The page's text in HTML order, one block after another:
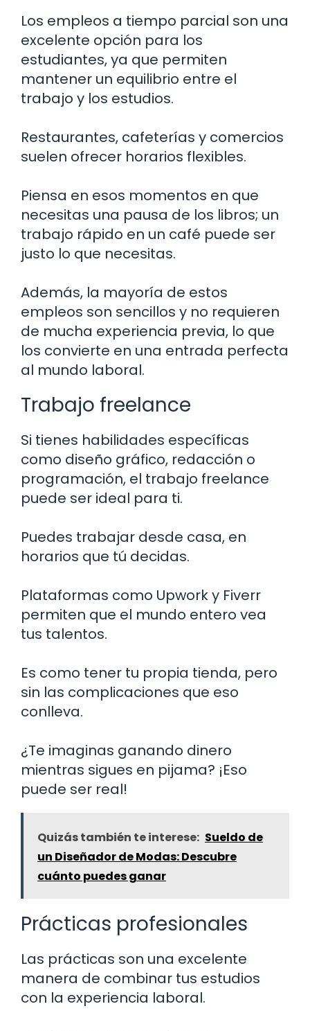
Los empleos a tiempo parcial son una
excelente opción para los
estudiantes, ya que permiten
mantener un equilibrio entre el
trabajo y los estudios.
Restaurantes, cafeterías y comercios
suelen ofrecer horarios flexibles.
Piensa en esos momentos en que
necesitas una pausa de los libros; un
trabajo rápido en un café puede ser
justo lo que necesitas.
Además, la mayoría de estos
empleos son sencillos y no requieren
de mucha experiencia previa, lo que
los convierte en una entrada perfecta
al mundo laboral.
Trabajo freelance
Si tienes habilidades específicas
como diseño gráfico, redacción o
programación, el trabajo freelance
puede ser ideal para ti.
Puedes trabajar desde casa, en
horarios que tú decidas.
Plataformas como Upwork y Fiverr
permiten que el mundo entero vea
tus talentos.
Es como tener tu propia tienda, pero
sin las complicaciones que eso
conlleva.
¿Te imaginas ganando dinero
mientras sigues en pijama? ¡Eso
puede ser real!
Quizás también te interese: Sueldo de
un Diseñador de Modas: Descubre
cuánto puedes ganar
Prácticas profesionales
Las prácticas son una excelente
manera de combinar tus estudios
con la experiencia laboral.